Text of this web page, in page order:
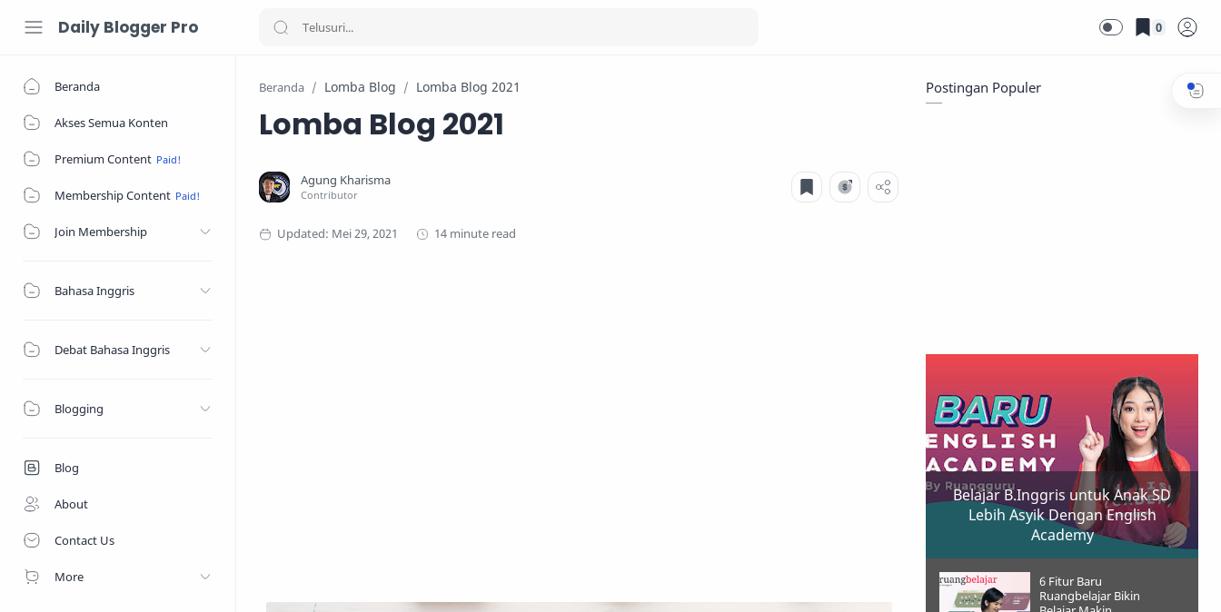
Daily Blogger Pro 0
Beranda
Akses Semua Konten
Premium Content
Membership Content
Join Membership
Bahasa Inggris
Debat Bahasa Inggris
Blogging
Blog
About
Contact Us
More
Beranda Lomba Blog Lomba Blog 2021
Lomba Blog 2021
14 minute read
Postingan Populer
Belajar B.Inggris untuk Anak SD
Lebih Asyik Dengan English
Academy
6 Fitur Baru
Ruangbelajar Bikin